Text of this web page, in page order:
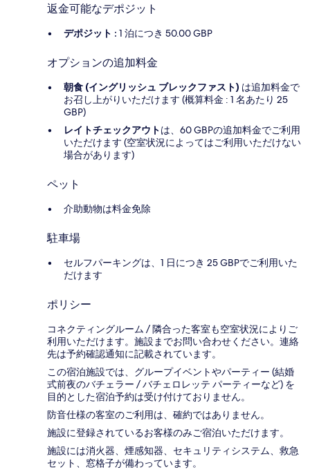
返金可能なデポジット
デポジット : 1 泊につき 50.00 GBP
オプションの追加料金
朝食 (イングリッシュ ブレックファスト) は追加料金で
お召し上がりいただけます (概算料金 : 1 名あたり 25
GBP)
レイトチェックアウトは、60 GBPの追加料金でご利用
いただけます (空室状況によってはご利用いただけない
場合があります)
ペット
介助動物は料金免除
駐車場
セルフパーキングは、1 日につき 25 GBPでご利用いた
だけます
ポリシー
コネクティングルーム / 隣合った客室も空室状況によりご
利用いただけます。施設までお問い合わせください。連絡
先は予約確認通知に記載されています。
この宿泊施設では、グループイベントやパーティー (結婚
式前夜のバチェラー / バチェロレッテ パーティーなど) を
目的とした宿泊予約は受け付けておりません。
防音仕様の客室のご利用は、確約ではありません。
施設に登録されているお客様のみご宿泊いただけます。
施設には消火器、煙感知器、セキュリティシステム、救急
セット、窓格子が備わっています。